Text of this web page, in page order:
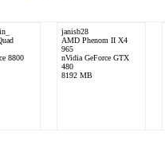
8800
janisb28
AMD Phenom II X4
965
nVidia GeForce GTX
480
8192 MB